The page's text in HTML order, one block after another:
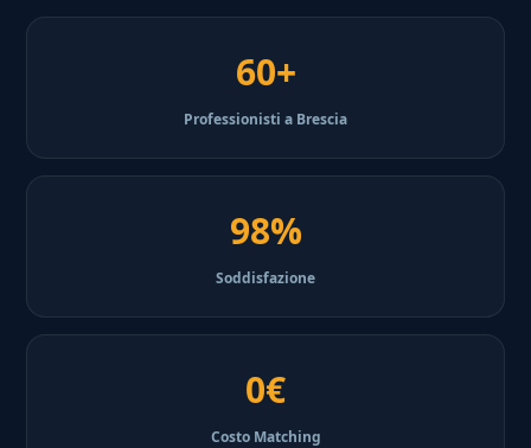
60+
Professionisti a Brescia
98%
Soddisfazione
0€
Costo Matching